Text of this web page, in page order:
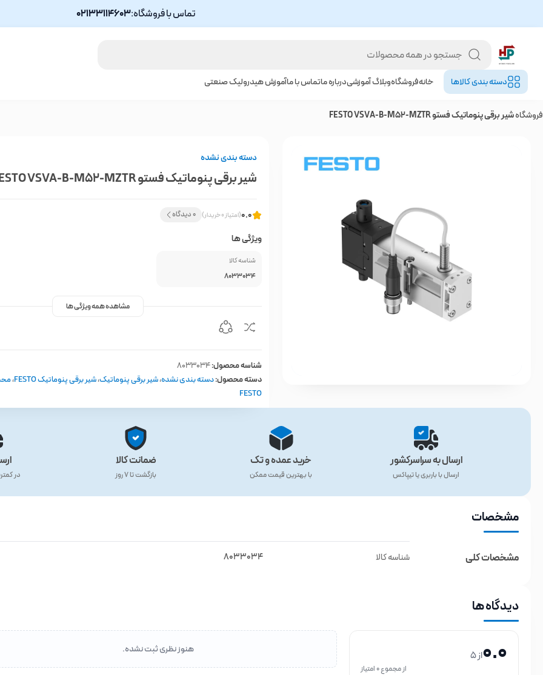
تماس با فروشگاه:02133114603
دسته بندی کالا‌ها خانهفروشگاهوبلاگ آموزشیدرباره ماتماس با ماآموزش هیدرولیک صنعتی
فروشگاهشیر برقی پنوماتیک فستو FESTO VSVA-B-M52-MZTR
دسته بندی نشده
شیر برقی پنوماتیک فستو FESTO VSVA-B-M52-MZTR
0.0(امتیاز 0 خریدار) 0 دیدگاه
ویژگی ها
شناسه کالا
8033034
مشاهده همه ویژگی ها
شناسه محصول:8033034
دسته محصول:دسته بندی نشده،شیر برقی پنوماتیک،شیر برقی پنوماتیک FESTO ،
FESTO
ارسال به سراسرکشور
ارسال با باربری یا تیپاکس
خرید عمده و تک
با بهترین قیمت ممکن
ضمانت کالا
بازگشت تا ۷ روز در
مشخصات
مشخصات کلی شناسه کالا 8033034
دیدگاه ها
0.0از 5
از مجموع 0 امتیاز
هنوز نظری ثبت نشده.